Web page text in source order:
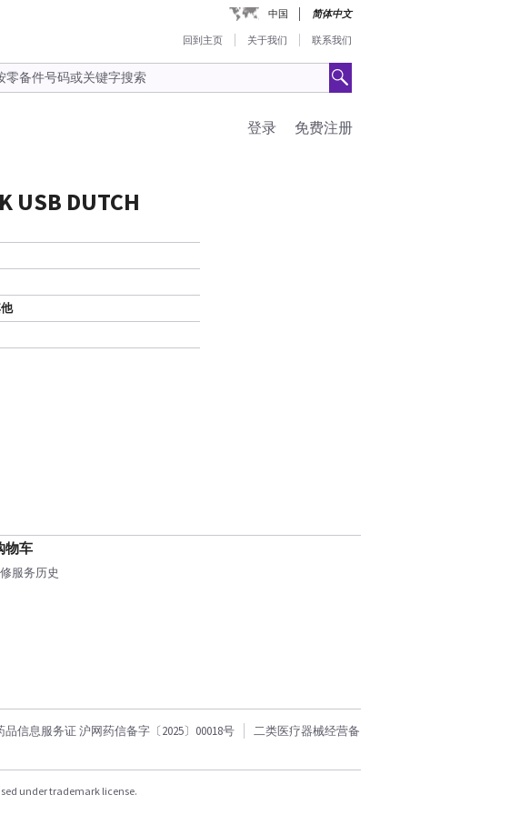
中国 简体中文
回到主页 关于我们 联系我们
免费注册
登录
USB DUTCH
物车
服务历史
品信息服务证 沪网药信备字〔2025〕00018号
二类医疗器械经营备
under trademark license.